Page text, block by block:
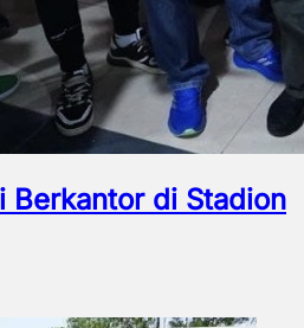
Berkantor di Stadion